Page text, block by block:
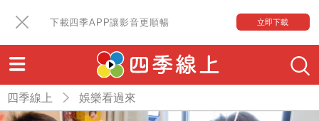
下載四季APP讓影音更順暢 立即下載
四季線上 娛樂看過來